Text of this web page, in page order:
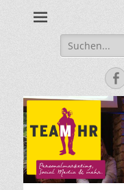
Suche
nach: